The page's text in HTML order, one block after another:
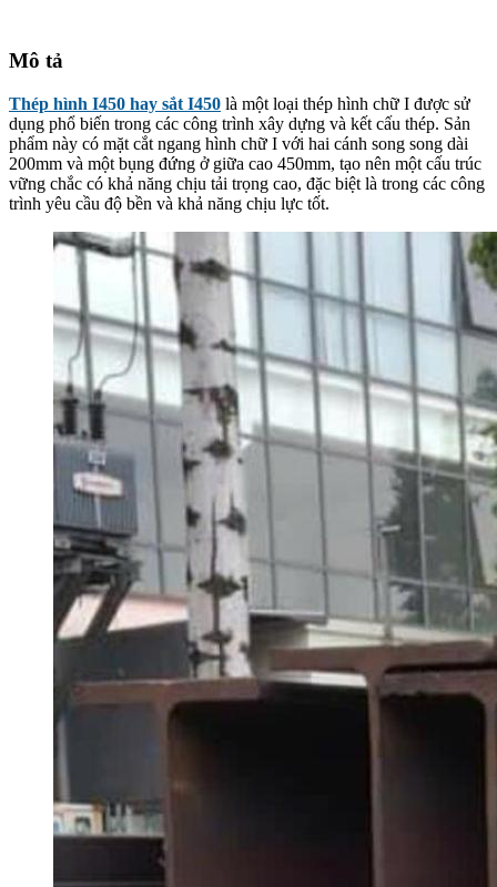
Mô tả
Thép hình I450 hay sắt I450 là một loại thép hình chữ I được sử
dụng phổ biến trong các công trình xây dựng và kết cấu thép. Sản
phẩm này có mặt cắt ngang hình chữ I với hai cánh song song dài
200mm và một bụng đứng ở giữa cao 450mm, tạo nên một cấu trúc
vững chắc có khả năng chịu tải trọng cao, đặc biệt là trong các công
trình yêu cầu độ bền và khả năng chịu lực tốt.